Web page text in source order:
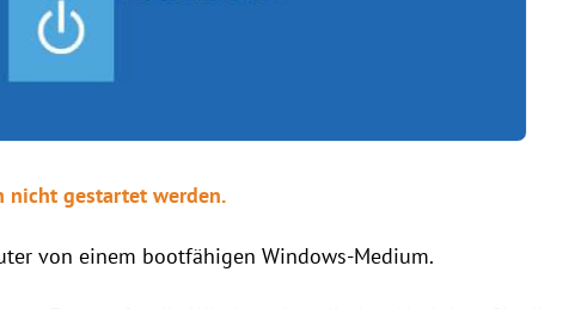
gestartet werden.
von einem bootfähigen Windows-Medium.